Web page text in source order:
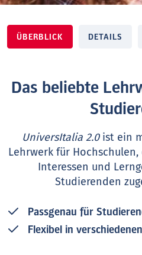
ÜBERBLICK DETAILS
Das beliebte
UniversItalia 2.0ist ein
Lehrwerk für
Interessen und
Studierenden
Passgenau für
Flexibel in